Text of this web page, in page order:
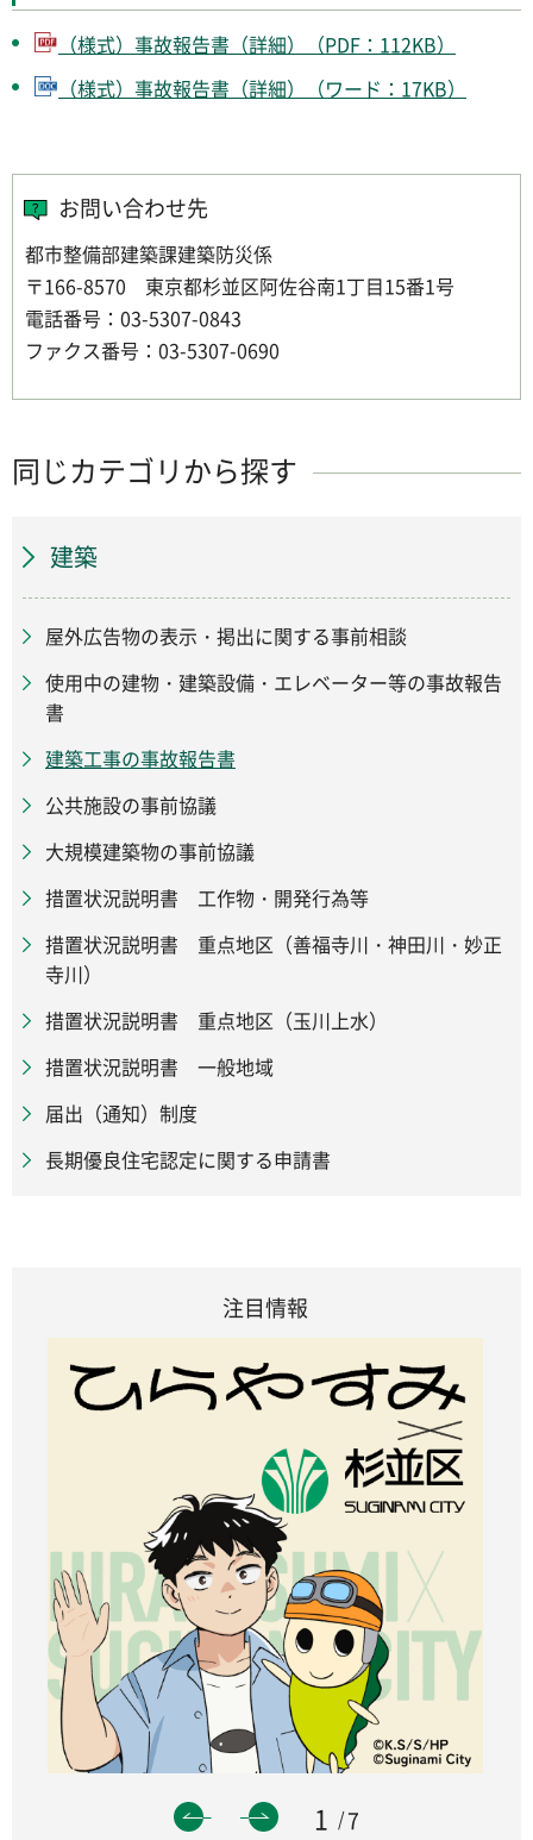
（様式）事故報告書（詳細）（PDF：112KB）
（様式）事故報告書（詳細）（ワード：17KB）
お問い合わせ先
都市整備部建築課建築防災係
〒166-8570 東京都杉並区阿佐谷南1丁目15番1号
電話番号：03-5307-0843
ファクス番号：03-5307-0690
同じカテゴリから探す
建築
屋外広告物の表示・掲出に関する事前相談
使用中の建物・建築設備・エレベーター等の事故報告
書
建築工事の事故報告書
公共施設の事前協議
大規模建築物の事前協議
措置状況説明書 工作物・開発行為等
措置状況説明書 重点地区（善福寺川・神田川・妙正
寺川）
措置状況説明書 重点地区（玉川上水）
措置状況説明書 一般地域
届出（通知）制度
長期優良住宅認定に関する申請書
注目情報
1
7